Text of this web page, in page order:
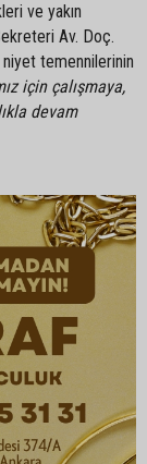
ve yakın
Av. Doç.
niyet temennilerinin
için çalışmaya,
devam